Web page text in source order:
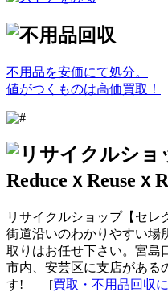
不用品を安価にて処分。
値がつくものは高価買取！
リサイクルショップ【セレ
街道沿いのわかりやすい場
取りはお任せ下さい。宮島
市内、安芸区に支店がある
す! [買取・不用品回収